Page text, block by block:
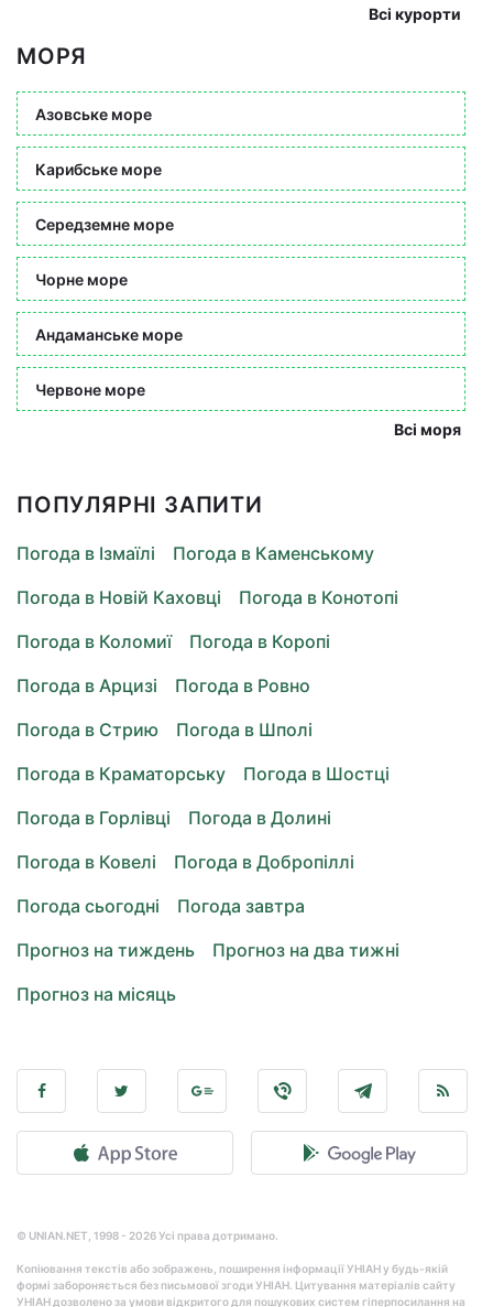
Всі курорти
МОРЯ
Азовське море
Карибське море
Середземне море
Чорне море
Андаманське море
Червоне море
Всі моря
ПОПУЛЯРНІ ЗАПИТИ
Погода в Ізмаїлі
Погода в Каменському
Погода в Новій Каховці
Погода в Конотопі
Погода в Коломиї
Погода в Коропі
Погода в Арцизі
Погода в Ровно
Погода в Стрию
Погода в Шполі
Погода в Краматорську
Погода в Шостці
Погода в Горлівці
Погода в Долині
Погода в Ковелі
Погода в Добропіллі
Погода сьогодні
Погода завтра
Прогноз на тиждень
Прогноз на два тижні
Прогноз на місяць
© UNIAN.NET, 1998 - 2026 Усі права дотримано.
Копіювання текстів або зображень, поширення інформації УНІАН у будь-якій
формі забороняється без письмової згоди УНІАН. Цитування матеріалів сайту
УНІАН дозволено за умови відкритого для пошукових систем гіперпосилання на